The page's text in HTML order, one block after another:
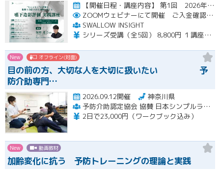
【開催日程・講座内容】 第1回 2026年10月31日（土）19：00～20：30（見逃し配信視聴期間：2026…開催
ZOOMウェビナーにて開催 ご入金確認後メールにてURLをお知らせいたします
SWALLOW INSIGHT
シリーズ受講（全5回） 8,800円 １講座ごと 2,200円
New オフライン(対面)
目の前の方、大切な人を大切に扱いたい 予
防介助専門…
2026.09.12開催
神奈川県
予防介助認定協会 協賛 日本シンプルラーニング協会 楽な動きの学習会
2日で23,000円（ワークブック込み）
New 動画教材
加齢変化に抗う 予防トレーニングの理論と実践